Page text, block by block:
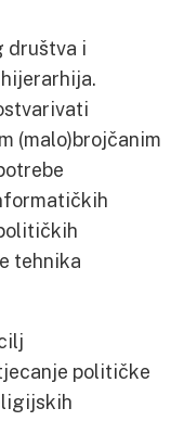
društva i
(malo)brojčanim
tehnika
političke